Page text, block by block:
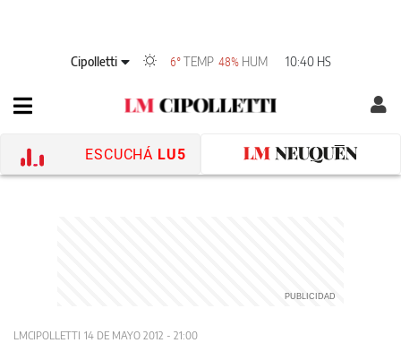
Cipolletti 6° TEMP 48% HUM 10:40 HS
ESCUCHÁ LU5
LMCIPOLLETTI 14 DE MAYO 2012 - 21:00